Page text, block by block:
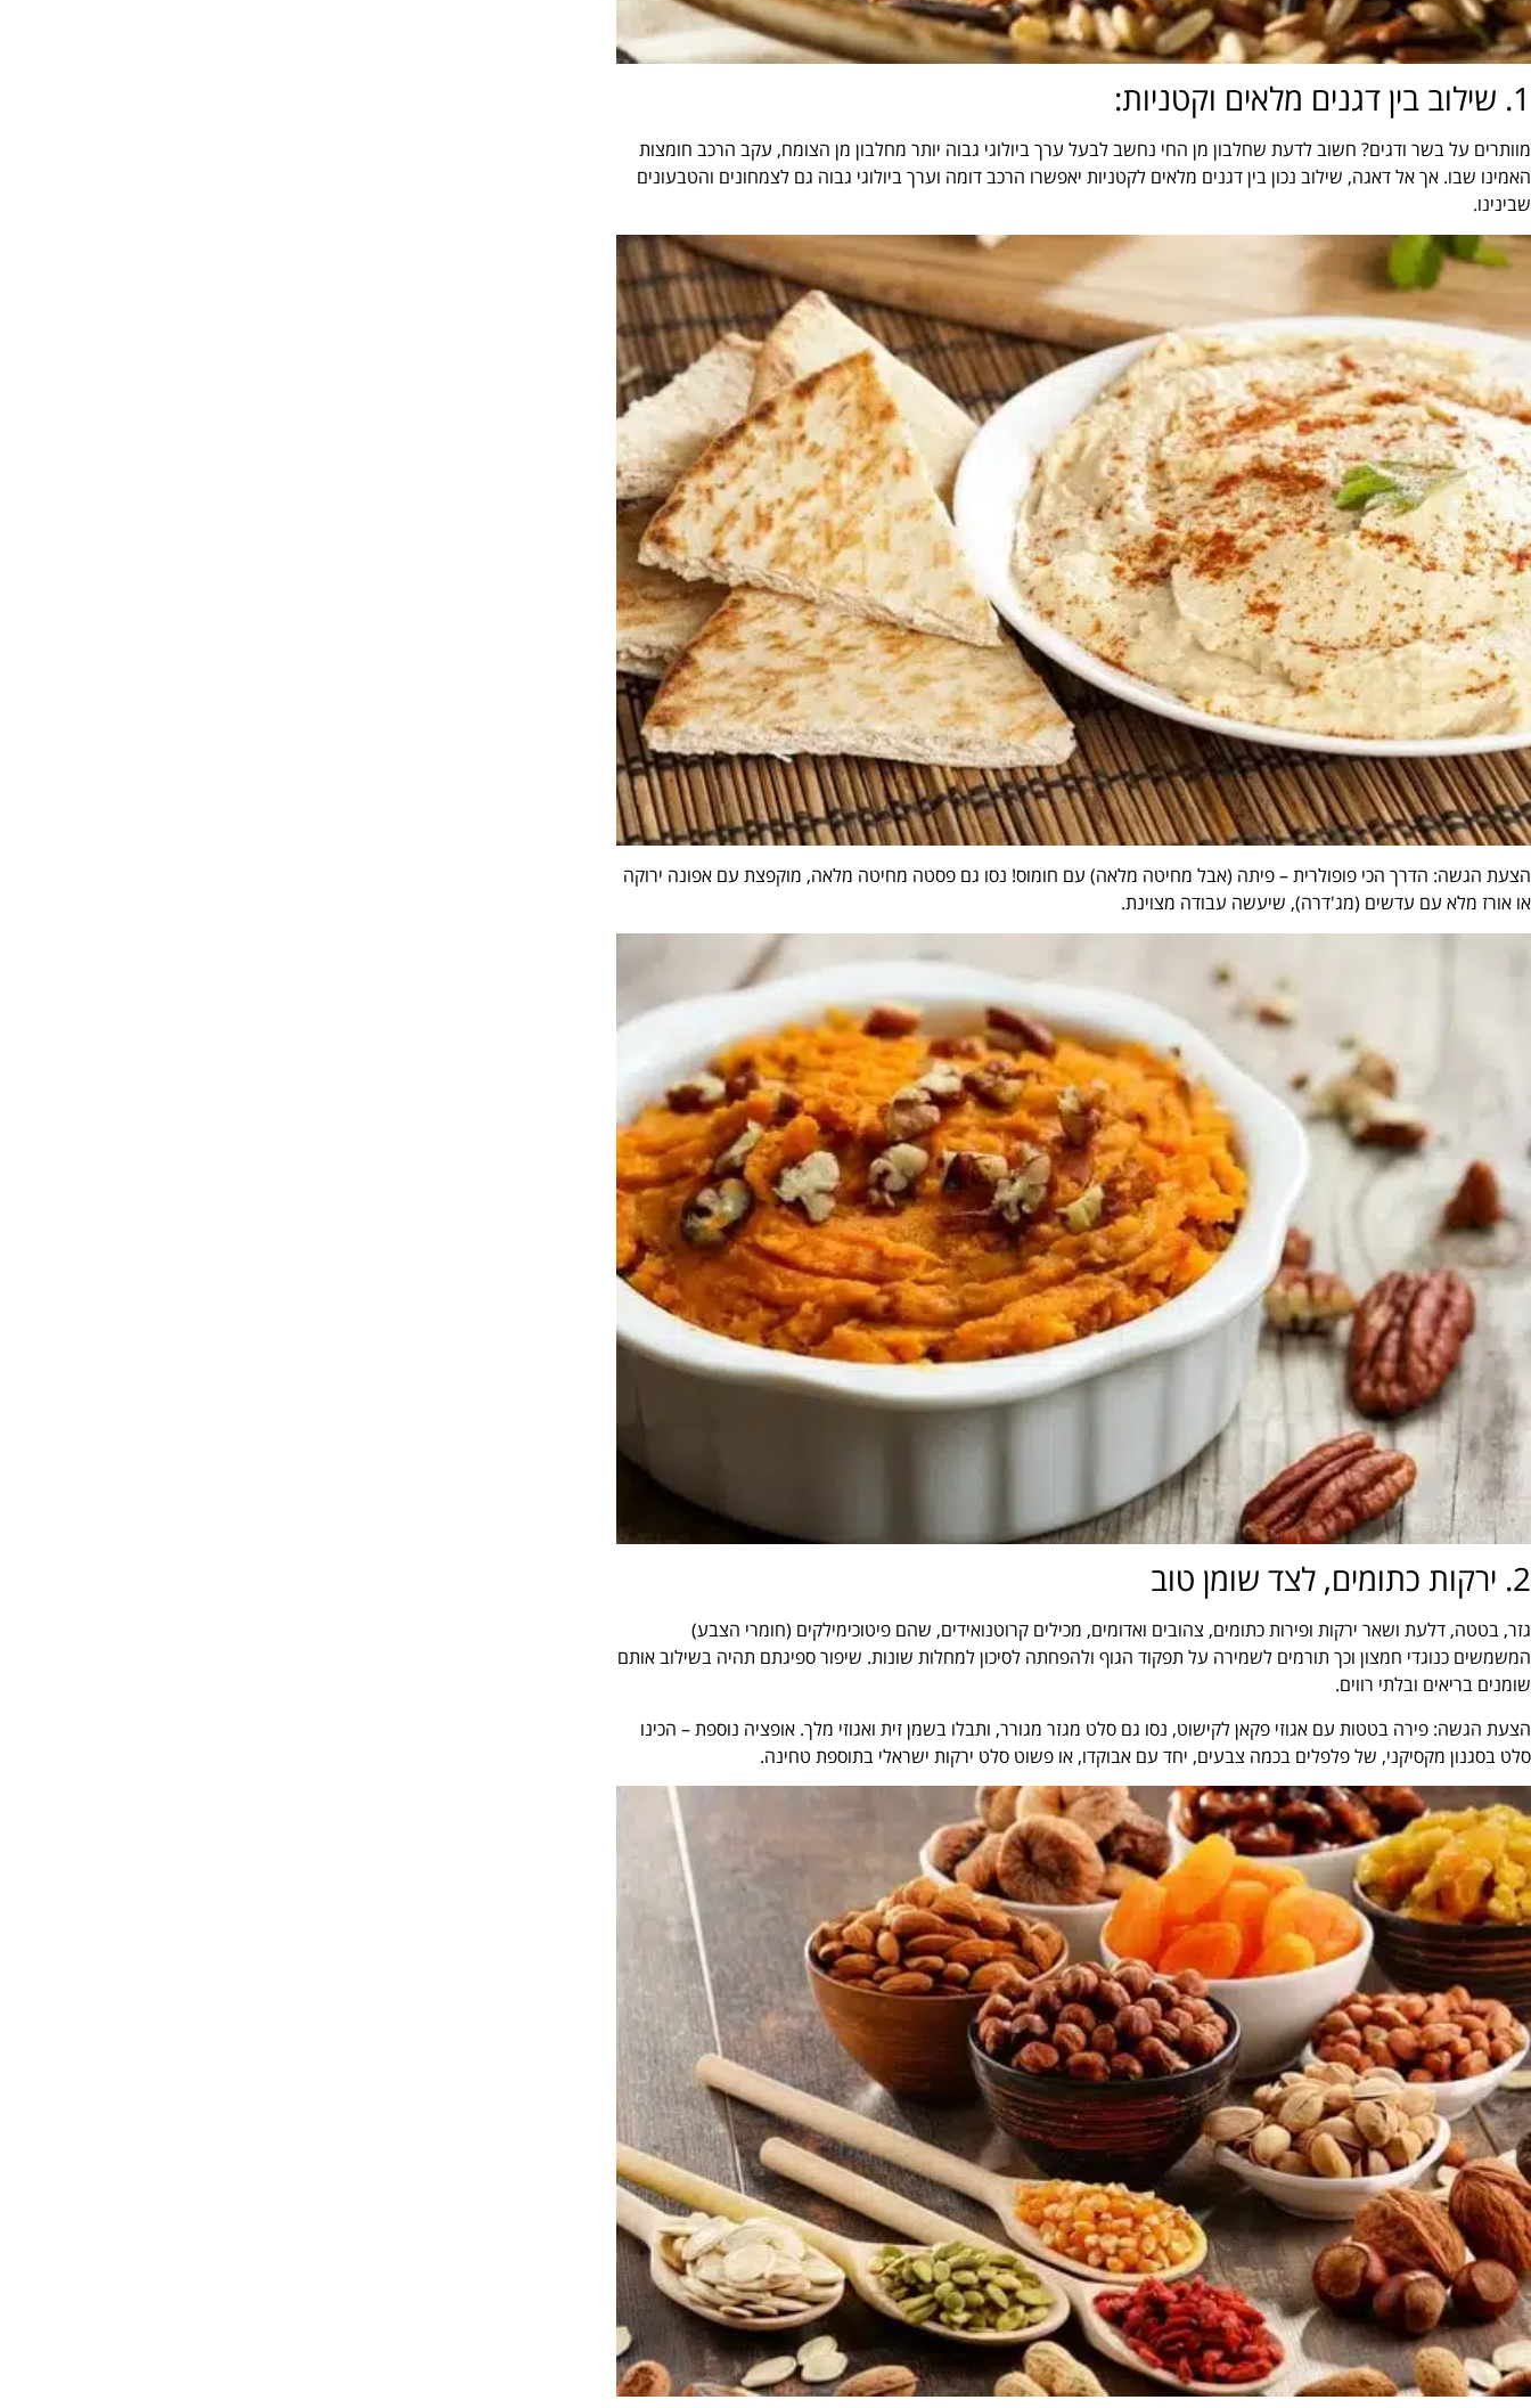
1. שילוב בין דגנים מלאים וקטניות:
מוותרים על בשר ודגים? חשוב לדעת שחלבון מן החי נחשב לבעל ערך ביולוגי גבוה יותר מחלבון מן הצומח, עקב הרכב חומצות
האמינו שבו. אך אל דאגה, שילוב נכון בין דגנים מלאים לקטניות יאפשרו הרכב דומה וערך ביולוגי גבוה גם לצמחונים והטבעונים
שבינינו.
הצעת הגשה: הדרך הכי פופולרית – פיתה (אבל מחיטה מלאה) עם חומוס! נסו גם פסטה מחיטה מלאה, מוקפצת עם אפונה ירוקה
או אורז מלא עם עדשים (מג'דרה), שיעשה עבודה מצוינת.
2. ירקות כתומים, לצד שומן טוב
גזר, בטטה, דלעת ושאר ירקות ופירות כתומים, צהובים ואדומים, מכילים קרוטנואידים, שהם פיטוכימילקים (חומרי הצבע)
המשמשים כנוגדי חמצון וכך תורמים לשמירה על תפקוד הגוף ולהפחתה לסיכון למחלות שונות. שיפור ספיגתם תהיה בשילוב אותם
שומנים בריאים ובלתי רווים.
הצעת הגשה: פירה בטטות עם אגוזי פקאן לקישוט, נסו גם סלט מגזר מגורר, ותבלו בשמן זית ואגוזי מלך. אופציה נוספת – הכינו
סלט בסגנון מקסיקני, של פלפלים בכמה צבעים, יחד עם אבוקדו, או פשוט סלט ירקות ישראלי בתוספת טחינה.